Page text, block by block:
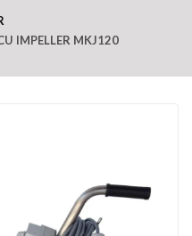
IMPELLER MKJ120